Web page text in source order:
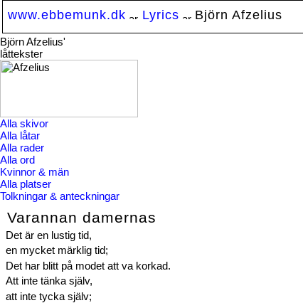
www.ebbemunk.dk Lyrics Björn Afzelius
Björn Afzelius'
låttekster
Alla skivor
Alla låtar
Alla rader
Alla ord
Kvinnor & män
Alla platser
Tolkningar & anteckningar
Varannan damernas
Det är en lustig tid,
en mycket märklig tid;
Det har blitt på modet att va korkad.
Att inte tänka själv,
att inte tycka själv;